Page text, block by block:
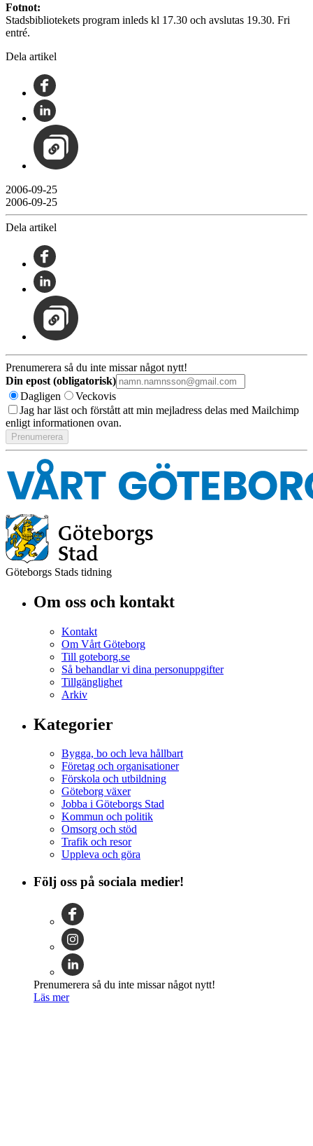
Fotnot:
Stadsbibliotekets program inleds kl 17.30 och avslutas 19.30. Fri
entré.
Dela artikel
2006-09-25
2006-09-25
Dela artikel
Prenumerera så du inte missar något nytt!
Din epost (obligatorisk)
Dagligen
Veckovis
Jag har läst och förstått att min mejladress delas med Mailchimp
enligt informationen ovan.
Göteborgs Stads tidning
Om oss och kontakt
Kontakt
Om Vårt Göteborg
Till goteborg.se
Så behandlar vi dina personuppgifter
Tillgänglighet
Arkiv
Kategorier
Bygga, bo och leva hållbart
Företag och organisationer
Förskola och utbildning
Göteborg växer
Jobba i Göteborgs Stad
Kommun och politik
Omsorg och stöd
Trafik och resor
Uppleva och göra
Följ oss på sociala medier!
Prenumerera så du inte missar något nytt!
Läs mer